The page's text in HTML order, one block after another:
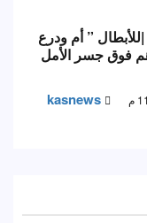
” أم ودرع
فوق جسر الأمل
kasnews